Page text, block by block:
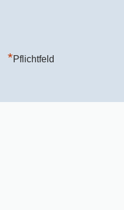
*Pflichtfeld